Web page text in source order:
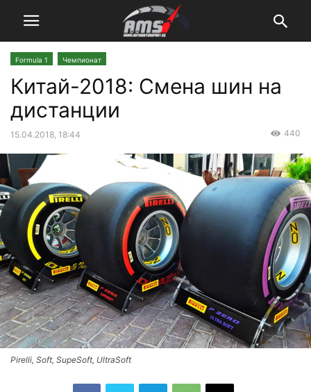
Formula 1 Чемпионат
Китай-2018: Смена шин на
дистанции
15.04.2018, 18:44 440
Pirelli, Soft, SupeSoft, UltraSoft